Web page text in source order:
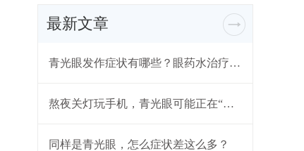
最新文章
青光眼发作症状有哪些？眼药水治疗能好吗？
熬夜关灯玩手机，青光眼可能正在“靠近”
同样是青光眼，怎么症状差这么多？